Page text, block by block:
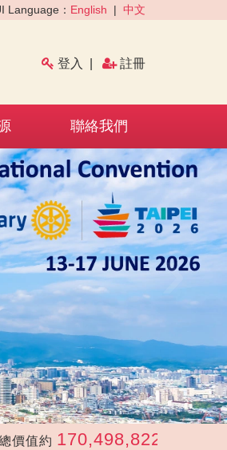
Language： English | 中文
登入 註冊
聯絡我們
›
170,498,822 元